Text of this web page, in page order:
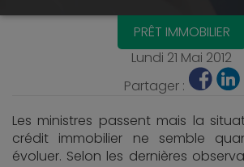
PRÊT IMMOBILIER
Lundi 21 Mai 2012
Partager :
Les ministres passent mais la
crédit immobilier ne semble
évoluer. Selon les dernières